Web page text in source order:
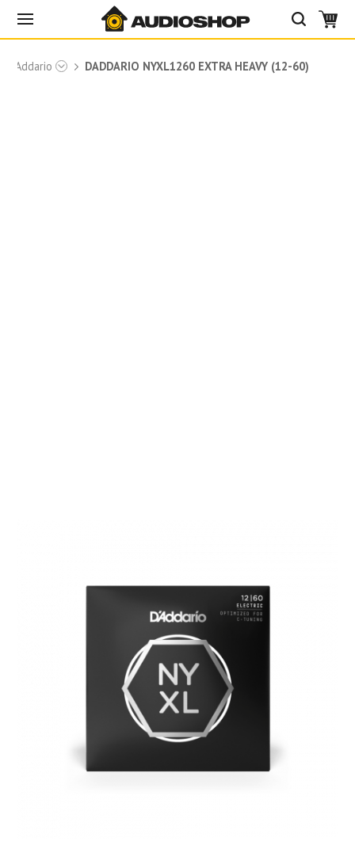
DAddario DADDARIO NYXL1260 EXTRA HEAVY (12-60)